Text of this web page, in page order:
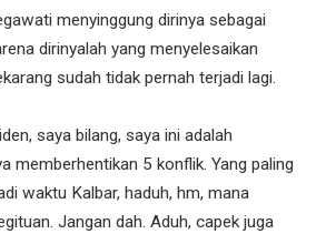
menyinggung dirinya sebagai
dirinyalah yang menyelesaikan
sudah tidak pernah terjadi lagi.
saya bilang, saya ini adalah
memberhentikan 5 konflik. Yang paling
waktu Kalbar, haduh, hm, mana
Jangan dah. Aduh, capek juga